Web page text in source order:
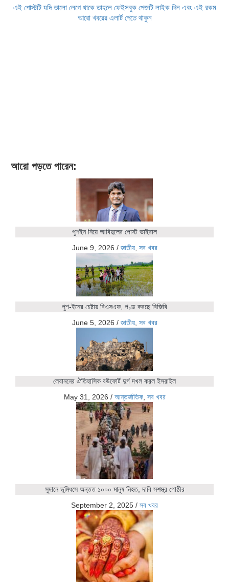
এই পোস্টটি যদি ভালো লেগে থাকে তাহলে ফেইসবুক পেজটি লাইক দিন এবং এই রকম
আরো খবরের এলার্ট পেতে থাকুন
আরো পড়তে পারেন:
পুশইন নিয়ে আবিদুলের পোস্ট ভাইরাল
June 9, 2026 / জাতীয়, সব খবর
পুশ-ইনের চেষ্টায় বিএসএফ, পণ্ড করছে বিজিবি
June 5, 2026 / জাতীয়, সব খবর
লেবাননের ঐতিহাসিক বউফোর্ট দুর্গ দখল করল ইসরাইল
May 31, 2026 / আন্তর্জাতিক, সব খবর
সুদানে ভূমিধসে অন্তত ১০০০ মানুষ নিহত, দাবি সশস্ত্র গোষ্ঠীর
September 2, 2025 / সব খবর